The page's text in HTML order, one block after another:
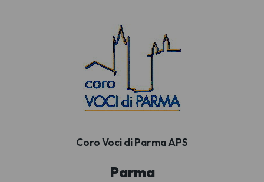
Coro Voci di Parma APS
Parma